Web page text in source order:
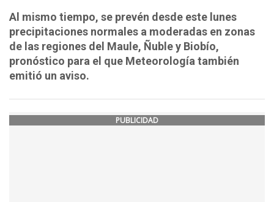
Al mismo tiempo, se prevén desde este lunes
precipitaciones normales a moderadas en zonas
de las regiones del Maule, Ñuble y Biobío,
pronóstico para el que Meteorología también
emitió un aviso.
PUBLICIDAD